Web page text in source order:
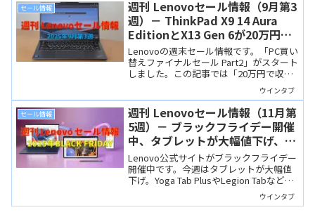
セール情報
週刊 Lenovoセール情報（9月第3
週）－ ThinkPad X9 14 Aura
EditionとX13 Gen 6が20万円以
下で狙い目！
Lenovoの週末セール情報です。「PC買い
替えファイナルセール Part2」がスタート
しました。この記事では「20万円で収ま
るThinkPadモバイルノート「X9 14 Gen 1
Aura Edition」と「X13 Gen 6」をピック
アップしてみました。
ウインタブ
セール情報
週刊 Lenovoセール情報（11月第
5週）－ ブラックフライデー開催
中、タブレットが大幅値下げ、
Yoga Tab PlusやLegion Tabが
最安値！
Lenovo公式サイトがブラックフライデー
開催中です。今週はタブレットが大幅値
下げ。Yoga Tab PlusやLegion Tabなど人
気機種が最安値級です。主要モデルの仕
様と価格をまとめてご紹介します。ウインタブ